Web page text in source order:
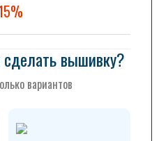
вышивку?
вариантов